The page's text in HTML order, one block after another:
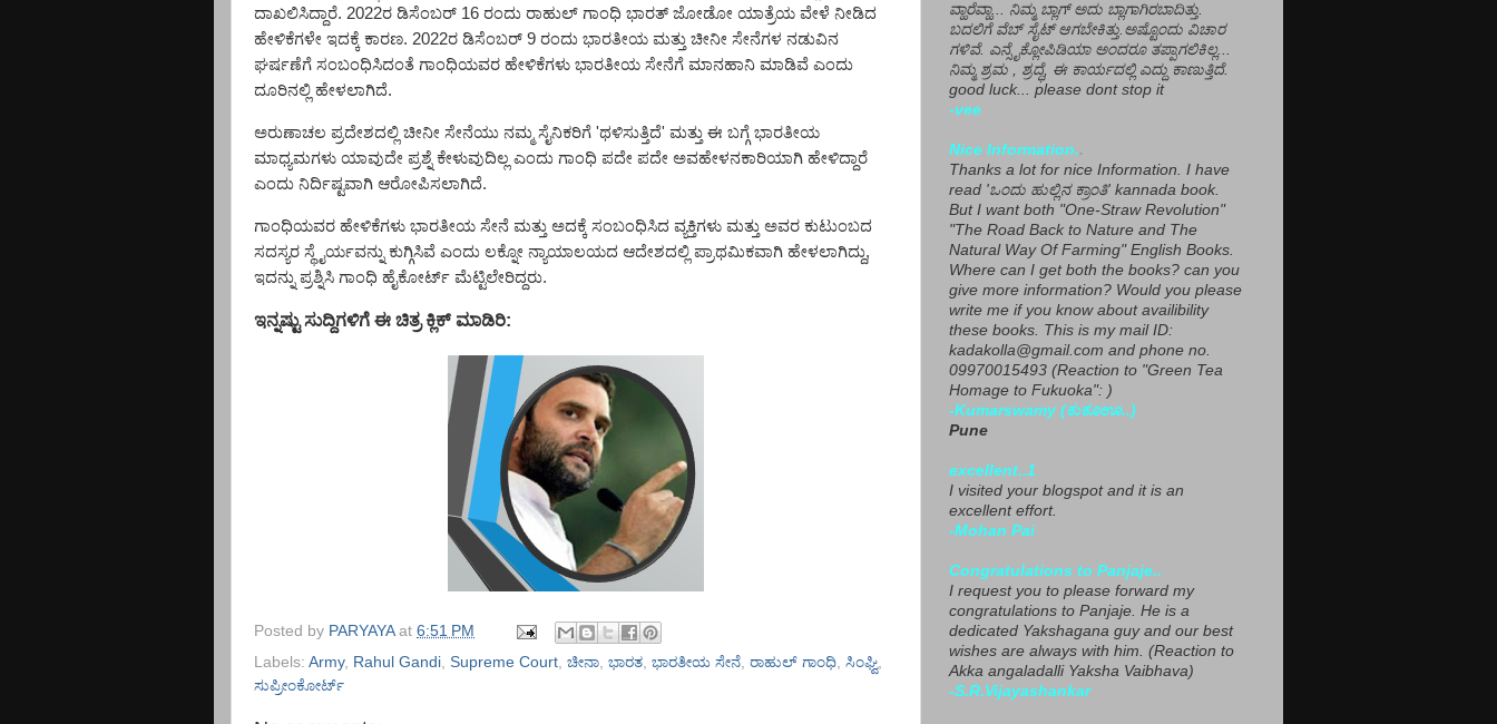
ದಾಖಲಿಸಿದ್ದಾರೆ. 2022ರ ಡಿಸೆಂಬರ್ 16 ರಂದು ರಾಹುಲ್ ಗಾಂಧಿ ಭಾರತ್ ಜೋಡೋ ಯಾತ್ರೆಯ ವೇಳೆ ನೀಡಿದ
ಹೇಳಿಕೆಗಳೇ ಇದಕ್ಕೆ ಕಾರಣ. 2022ರ ಡಿಸೆಂಬರ್ 9 ರಂದು ಭಾರತೀಯ ಮತ್ತು ಚೀನೀ ಸೇನೆಗಳ ನಡುವಿನ
ಘರ್ಷಣೆಗೆ ಸಂಬಂಧಿಸಿದಂತೆ ಗಾಂಧಿಯವರ ಹೇಳಿಕೆಗಳು ಭಾರತೀಯ ಸೇನೆಗೆ ಮಾನಹಾನಿ ಮಾಡಿವೆ ಎಂದು
ದೂರಿನಲ್ಲಿ ಹೇಳಲಾಗಿದೆ.
ಅರುಣಾಚಲ ಪ್ರದೇಶದಲ್ಲಿ ಚೀನೀ ಸೇನೆಯು ನಮ್ಮ ಸೈನಿಕರಿಗೆ 'ಥಳಿಸುತ್ತಿದೆ' ಮತ್ತು ಈ ಬಗ್ಗೆ ಭಾರತೀಯ
ಮಾಧ್ಯಮಗಳು ಯಾವುದೇ ಪ್ರಶ್ನೆ ಕೇಳುವುದಿಲ್ಲ ಎಂದು ಗಾಂಧಿ ಪದೇ ಪದೇ ಅವಹೇಳನಕಾರಿಯಾಗಿ ಹೇಳಿದ್ದಾರೆ
ಎಂದು ನಿರ್ದಿಷ್ಟವಾಗಿ ಆರೋಪಿಸಲಾಗಿದೆ.
ಗಾಂಧಿಯವರ ಹೇಳಿಕೆಗಳು ಭಾರತೀಯ ಸೇನೆ ಮತ್ತು ಅದಕ್ಕೆ ಸಂಬಂಧಿಸಿದ ವ್ಯಕ್ತಿಗಳು ಮತ್ತು ಅವರ ಕುಟುಂಬದ
ಸದಸ್ಯರ ಸ್ಥೈರ್ಯವನ್ನು ಕುಗ್ಗಿಸಿವೆ ಎಂದು ಲಕ್ನೋ ನ್ಯಾಯಾಲಯದ ಆದೇಶದಲ್ಲಿ ಪ್ರಾಥಮಿಕವಾಗಿ ಹೇಳಲಾಗಿದ್ದು,
ಇದನ್ನು ಪ್ರಶ್ನಿಸಿ ಗಾಂಧಿ ಹೈಕೋರ್ಟ್ ಮೆಟ್ಟಿಲೇರಿದ್ದರು.
ಇನ್ನಷ್ಟು ಸುದ್ದಿಗಳಿಗೆ ಈ ಚಿತ್ರ ಕ್ಲಿಕ್‌ ಮಾಡಿರಿ:
Posted by PARYAYA at 6:51 PM
Labels: Army, Rahul Gandi Supreme Court ಚೀನಾ ಭಾರತ ಭಾರತೀಯ ಸೇನೆ ರಾಹುಲ್‌ ಗಾಂಧಿ ಸಿಂಘ್ವಿ
ಸುಪ್ರೀಂಕೋರ್ಟ್‌
ವ್ಹಾರೆವ್ಹಾ... ನಿಮ್ಮ ಬ್ಲಾಗ್ ಅದು ಬ್ಲಾಗಾಗಿರಬಾದಿತ್ತು.
ಬದಲಿಗೆ ವೆಬ್ ಸೈಟ್ ಆಗಬೇಕಿತ್ತು.ಅಷ್ಟೊಂದು ವಿಚಾರ
ಗಳಿವೆ. ಎನ್ಸೈಕ್ಲೋಪಿಡಿಯಾ ಅಂದರೂ ತಪ್ಪಾಗಲಿಕಿಲ್ಲ...
ನಿಮ್ಮ ಶ್ರಮ , ಶ್ರದ್ಧೆ, ಈ ಕಾರ್ಯದಲ್ಲಿ ಎದ್ದು ಕಾಣುತ್ತಿದೆ.
good luck... please dont stop it
-vee
Nice Information..
Thanks a lot for nice Information. I have
read 'ಒಂದು ಹುಲ್ಲಿನ ಕ್ರಾಂತಿ' kannada book.
But I want both "One-Straw Revolution"
"The Road Back to Nature and The
Natural Way Of Farming" English Books.
Where can I get both the books? can you
give more information? Would you please
write me if you know about availibility
these books. This is my mail ID:
kadakolla@gmail.com and phone no.
09970015493 (Reaction to "Green Tea
Homage to Fukuoka": )
-Kumarswamy (ಕುಕೂಊ..)
Pune
excellent..1
I visited your blogspot and it is an
excellent effort.
-Mohan Pai
Congratulations to Panjaje..
I request you to please forward my
congratulations to Panjaje. He is a
dedicated Yakshagana guy and our best
wishes are always with him. (Reaction to
Akka angaladalli Yaksha Vaibhava)
-S.R.Vijayashankar